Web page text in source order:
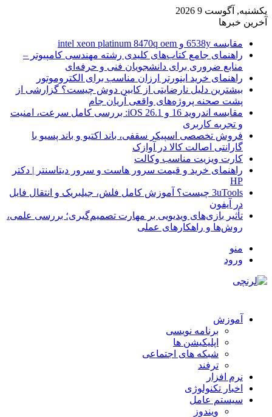
یکشنبه, آگوست 9 2026
آخرین خبرها
مقایسه 6538y و intel xeon platinum 8470q oem
راهنمای جامع کتاب‌های کلیدی رشته مهندسی کامپیوتر –
منابع ضروری برای دانشجویان فنی و حرفه‌ای
راهنمای خرید اینورتر ارزان مناسب برای الکتروموتور
بیشترین دلیل نارضایتی از کابین دوش چیست؟ گزارشی از
پشت صحنه پروژه‌های واقعی آریان جام
مقایسه اندروید 16 و iOS 26.1: بررسی کامل سرعت، امنیت
و تجربه کاربری
فروش تخصصی اسپیکر سقفی، باند اکتیو و باند پسیو با
گارانتی اصالت کالا در آوازک
کارت ویزیت مناسب وکالت
راهنمای خرید و قیمت سرور هاست و سرور دیتاسنتر | دکتر
HP
3uTools چیست؟ آموزش کامل فلش، جیلبریک و انتقال فایل
در آیفون
تأثیر بازی‌های ویدیویی بر مهارت تصمیم‌گیری؛ بررسی علمی،
روش‌ها و راهکارهای عملی
منو
ورود
آموزش
برنامه نویسی
اپلیکیشن ها
شبکه های اجتماعی
ترفند
نرم افزار
اخبار تکنولوژی
سیستم عامل
ویندوز